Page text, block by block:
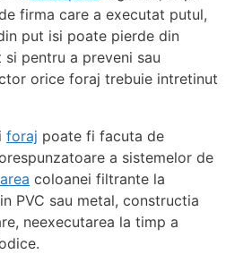
firma care a executat putul,
put isi poate pierde din
pentru a preveni sau
orice foraj trebuie intretinut
foraj poate fi facuta de
a sistemelor de
coloanei filtrante la
PVC sau metal, constructia
neexecutarea la timp a